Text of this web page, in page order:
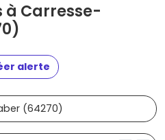
à Carresse-
alerte